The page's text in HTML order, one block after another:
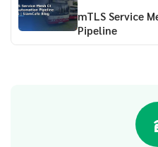
mTLS Service
Pipeline